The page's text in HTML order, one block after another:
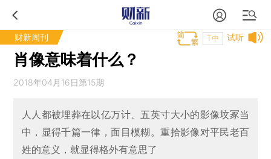
财新周刊 试听
T中
肖像意味着什么？
2018年04月16日第15期
人人都被埋葬在以亿万计、五英寸大小的影像坟冢当
中，显得千篇一律，面目模糊。重拾影像对平民老百
姓的意义，就显得格外有意思了